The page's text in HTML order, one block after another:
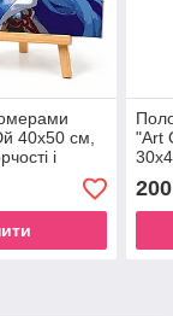
40х50 см,
і
фарбами
"Art
200